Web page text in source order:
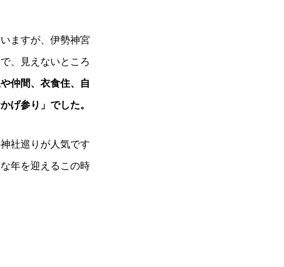
ますが、伊勢神宮
、見えないところ
仲間、衣食住、自
げ参り」でした。
社巡りが人気です
年を迎えるこの時